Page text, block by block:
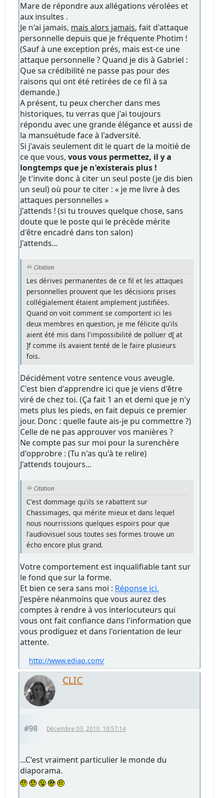
Mare de répondre aux allégations vérolées et
aux insultes .
Je n'ai jamais, mais alors jamais, fait d'attaque
personnelle depuis que je fréquente Photim !
(Sauf à une exception prés, mais est-ce une
attaque personnelle ? Quand je dis à Gabriel :
Que sa crédibilité ne passe pas pour des
raisons qui ont été retirées de ce fil à sa
demande.)
A présent, tu peux chercher dans mes
historiques, tu verras que j'ai toujours
répondu avec une grande élégance et aussi de
la mansuétude face à l'adversité.
Si j'avais seulement dit le quart de la moitié de
ce que vous,vous vous permettez, il y a
longtemps que je n'existerais plus !
Je t'invite donc à citer un seul poste (je dis bien
un seul) où pour te citer : « je me livre à des
attaques personnelles »
J'attends ! (si tu trouves quelque chose, sans
doute que le poste qui le précède mérite
d'être encadré dans ton salon)
J'attends...
Citation
Les dérives permanentes de ce fil et les attaques
personnelles prouvent que les décisions prises
collégialement étaient amplement justifiées.
Quand on voit comment se comportent ici les
deux membres en question, je me félicite qu'ils
aient été mis dans l'impossibilité de polluer d[ at
]f comme ils avaient tenté de le faire plusieurs
fois.
Décidément votre sentence vous aveugle.
C'est bien d'apprendre ici que je viens d'être
viré de chez toi. (Ça fait 1 an et demi que je n'y
mets plus les pieds, en fait depuis ce premier
jour. Donc : quelle faute ais-je pu commettre ?)
Celle de ne pas approuver vos manières ?
Ne compte pas sur moi pour la surenchère
d'opprobre : (Tu n'as qu'à te relire)
J'attends toujours...
Citation
C'est dommage qu'ils se rabattent sur
Chassimages, qui mérite mieux et dans lequel
nous nourrissions quelques espoirs pour que
l'audiovisuel sous toutes ses formes trouve un
écho encore plus grand.
Votre comportement est inqualifiable tant sur
le fond que sur la forme.
Et bien ce sera sans moi : Réponse ici.
J'espère néanmoins que vous aurez des
comptes à rendre à vos interlocuteurs qui
vous ont fait confiance dans l'information que
vous prodiguez et dans l'orientation de leur
attente.
http://www.ediap.com/
CLIC
#98 Décembre 03, 2010, 10:57:14
...C'est vraiment particulier le monde du
diaporama.